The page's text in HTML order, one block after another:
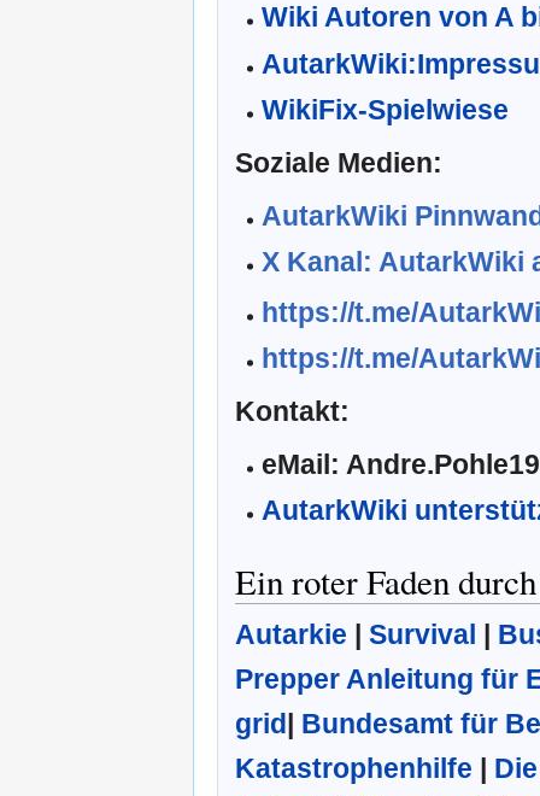
Wiki Autoren von A
WikiFix-Spielwiese
Soziale Medien:
AutarkWiki
X Kanal: AutarkWiki
https://t.me/
https://t.me/
Kontakt:
eMail:
AutarkWiki
Ein roter Faden
Autarkie Survival
Prepper Anleitung für
grid
Bundesamt für
Katastrophenhilfe